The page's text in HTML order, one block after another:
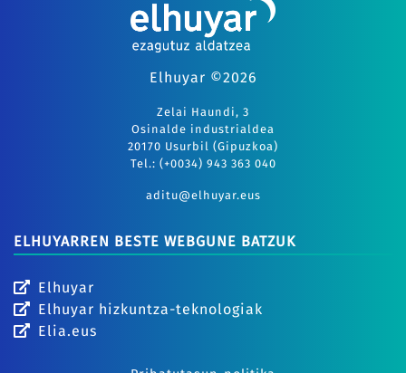
Elhuyar ©2026
Zelai Haundi, 3
Osinalde industrialdea
20170 Usurbil (Gipuzkoa)
Tel.: (+0034) 943 363 040
aditu@elhuyar.eus
ELHUYARREN BESTE WEBGUNE BATZUK
Elhuyar
Elhuyar hizkuntza-teknologiak
Elia.eus